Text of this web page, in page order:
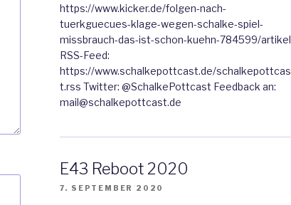
https://www.kicker.de/folgen-nach-
tuerkguecues-klage-wegen-schalke-spiel-
missbrauch-das-ist-schon-kuehn-784599/artikel
RSS-Feed:
https://www.schalkepottcast.de/schalkepottcas
t.rss Twitter: @SchalkePottcast Feedback an:
mail@schalkepottcast.de
E43 Reboot 2020
7. SEPTEMBER 2020